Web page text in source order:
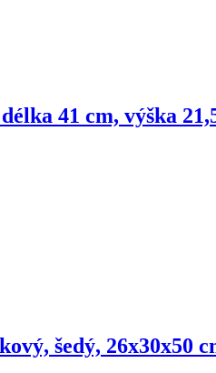
41 cm, výška
šedý, 26x30x50